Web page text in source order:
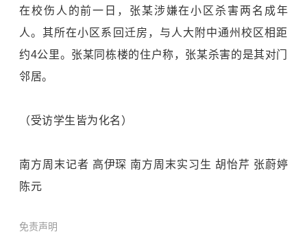
在校伤人的前一日，张某涉嫌在小区杀害两名成年
人。其所在小区系回迁房，与人大附中通州校区相距
约4公里。张某同栋楼的住户称，张某杀害的是其对门
邻居。
（受访学生皆为化名）
南方周末记者 高伊琛 南方周末实习生 胡怡芹 张蔚婷
陈元
免责声明